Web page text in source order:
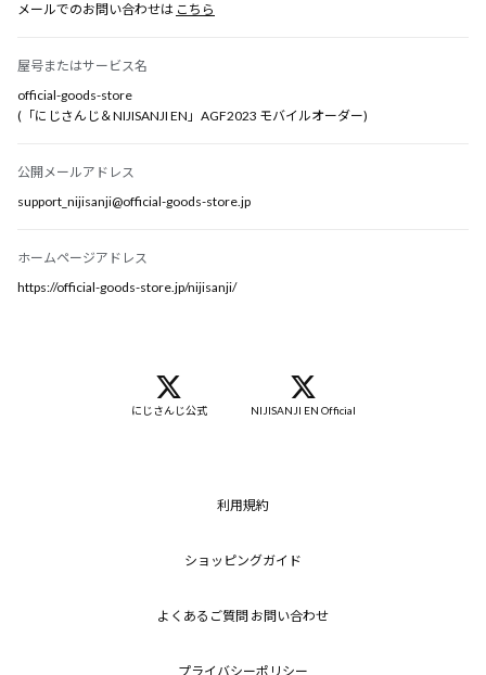
メールでのお問い合わせは こちら
屋号またはサービス名
official-goods-store
(「にじさんじ＆NIJISANJI EN」AGF2023 モバイルオーダー)
公開メールアドレス
support_nijisanji@official-goods-store.jp
ホームページアドレス
https://official-goods-store.jp/nijisanji/
にじさんじ公式 NIJISANJI EN Official
利用規約
ショッピングガイド
よくあるご質問 お問い合わせ
プライバシーポリシー